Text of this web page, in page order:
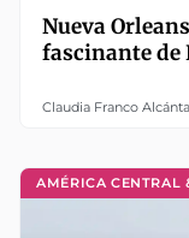
Nueva
fascinante de
Claudia Franco
AMÉRICA CENTRAL